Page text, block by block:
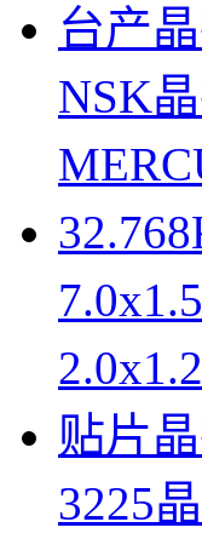
台产
NSK
贴片
3225